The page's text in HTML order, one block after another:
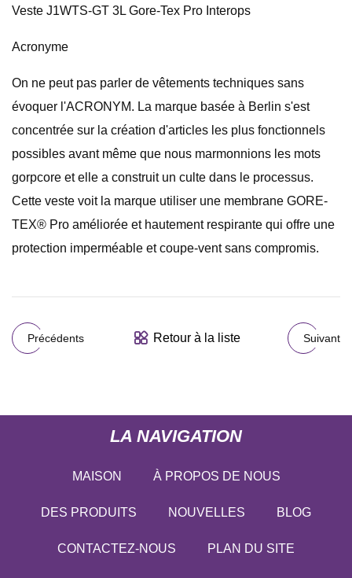
Veste J1WTS-GT 3L Gore-Tex Pro Interops
Acronyme
On ne peut pas parler de vêtements techniques sans
évoquer l'ACRONYM. La marque basée à Berlin s'est
concentrée sur la création d'articles les plus fonctionnels
possibles avant même que nous marmonnions les mots
gorpcore et elle a construit un culte dans le processus.
Cette veste voit la marque utiliser une membrane GORE-
TEX® Pro améliorée et hautement respirante qui offre une
protection imperméable et coupe-vent sans compromis.
Précédents Retour à la liste Suivant
LA NAVIGATION
MAISON À PROPOS DE NOUS
DES PRODUITS NOUVELLES BLOG
CONTACTEZ-NOUS PLAN DU SITE